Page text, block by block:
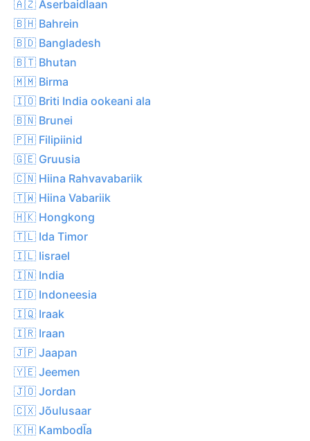
🇦🇿 AserbaidĪaan
🇧🇭 Bahrein
🇧🇩 Bangladesh
🇧🇹 Bhutan
🇲🇲 Birma
🇮🇴 Briti India ookeani ala
🇧🇳 Brunei
🇵🇭 Filipiinid
🇬🇪 Gruusia
🇨🇳 Hiina Rahvavabariik
🇹🇼 Hiina Vabariik
🇭🇰 Hongkong
🇹🇱 Ida Timor
🇮🇱 Iisrael
🇮🇳 India
🇮🇩 Indoneesia
🇮🇶 Iraak
🇮🇷 Iraan
🇯🇵 Jaapan
🇾🇪 Jeemen
🇯🇴 Jordan
🇨🇽 Jõulusaar
🇰🇭 KambodĪa